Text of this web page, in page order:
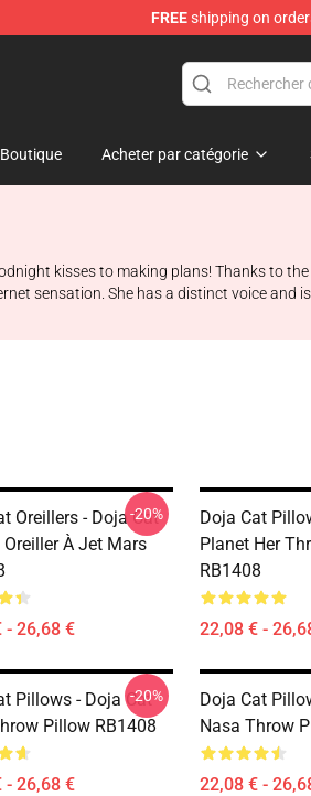
FREEshipping on
Boutique Acheter par catégorie
kisses to making plans! Thanks to
sensation. She has a distinct voice and
Oreillers - Doja Cat
Oreiller À Jet Mars
- 26,68 €
-20%
Doja Cat
Planet Her
RB1408
22,08 € -
Pillows - Doja Cat
Pillow RB1408
- 26,68 €
-20%
Doja Cat
Nasa Throw
22,08 € -